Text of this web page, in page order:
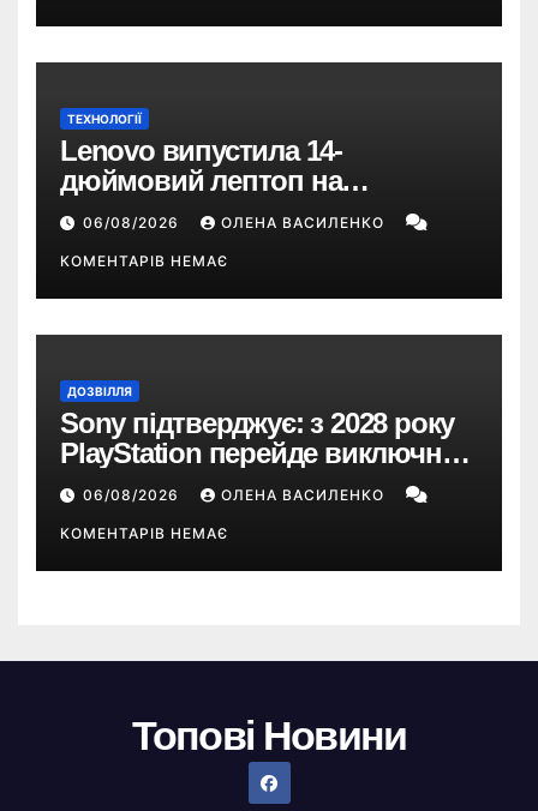
ТЕХНОЛОГІЇ
Lenovo випустила 14-
дюймовий лептоп на
Snapdragon X2 з автономністю
понад 33 години
06/08/2026 ОЛЕНА ВАСИЛЕНКО
КОМЕНТАРІВ НЕМАЄ
ДОЗВІЛЛЯ
Sony підтверджує: з 2028 року
PlayStation перейде виключно
на цифрові ігри
06/08/2026 ОЛЕНА ВАСИЛЕНКО
КОМЕНТАРІВ НЕМАЄ
Топові Новини